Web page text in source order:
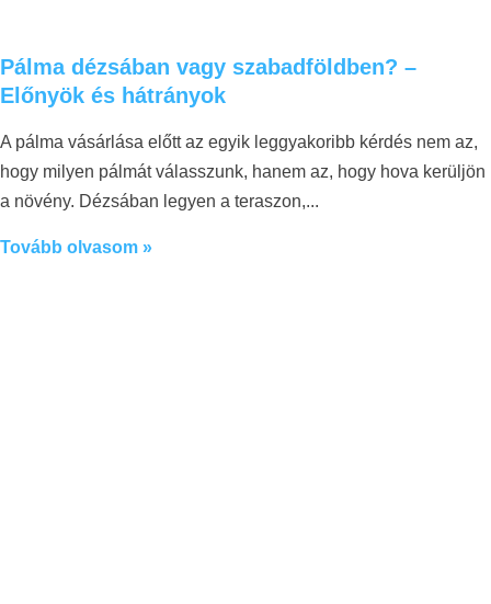
Pálma dézsában vagy szabadföldben? –
Előnyök és hátrányok
A pálma vásárlása előtt az egyik leggyakoribb kérdés nem az,
hogy milyen pálmát válasszunk, hanem az, hogy hova kerüljön
a növény. Dézsában legyen a teraszon,
Tovább olvasom »